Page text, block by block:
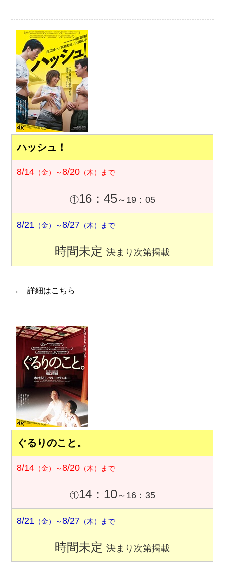
ハッシュ！
8/14 （金）～8/20 （木）まで
①16：45～19：05
8/21 （金）～8/27 （木）まで
時間未定決まり次第掲載
→ 詳細はこちら
ぐるりのこと。
8/14 （金）～8/20 （木）まで
①14：10～16：35
8/21 （金）～8/27 （木）まで
時間未定決まり次第掲載